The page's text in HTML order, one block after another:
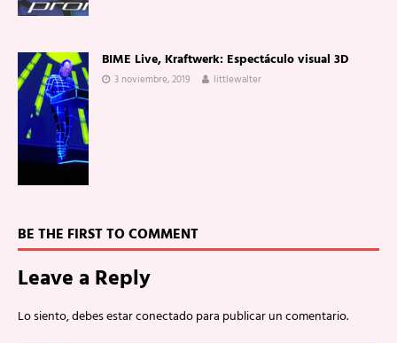
BIME Live, Kraftwerk: Espectáculo visual 3D
3 noviembre, 2019 littlewalter
BE THE FIRST TO COMMENT
Leave a Reply
Lo siento, debes estarconectadopara publicar un comentario.